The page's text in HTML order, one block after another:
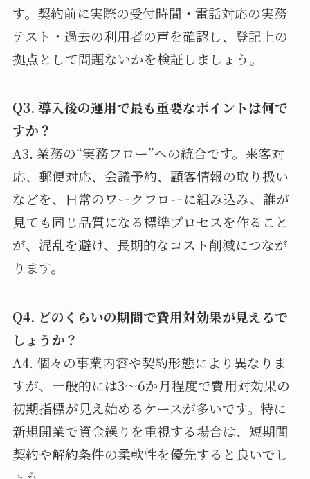
す。契約前に実際の受付時間・電話対応の実務
テスト・過去の利用者の声を確認し、登記上の
拠点として問題ないかを検証しましょう。
Q3. 導入後の運用で最も重要なポイントは何で
すか？
A3. 業務の“実務フロー”への統合です。来客対
応、郵便対応、会議予約、顧客情報の取り扱い
などを、日常のワークフローに組み込み、誰が
見ても同じ品質になる標準プロセスを作ること
が、混乱を避け、長期的なコスト削減につなが
ります。
Q4. どのくらいの期間で費用対効果が見えるで
しょうか？
A4. 個々の事業内容や契約形態により異なりま
すが、一般的には3〜6か月程度で費用対効果の
初期指標が見え始めるケースが多いです。特に
新規開業で資金繰りを重視する場合は、短期間
契約や解約条件の柔軟性を優先すると良いでし